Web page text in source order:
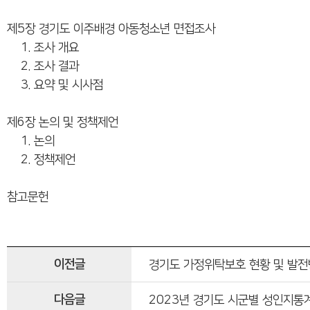
제5장 경기도 이주배경 아동청소년 면접조사
1. 조사 개요
2. 조사 결과
3. 요약 및 시사점
제6장 논의 및 정책제언
1. 논의
2. 정책제언
참고문헌
이전글 경기도 가정위탁보호 현황 및 발
다음글 2023년 경기도 시군별 성인지통계